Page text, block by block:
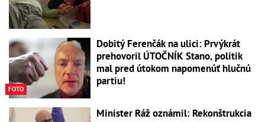
FOTO
Dobitý Ferenčák na ulici: Prvýkrát
prehovoril ÚTOČNÍK Stano, politik
mal pred útokom napomenúť hlučnú
partiu!
Minister Ráž oznámil: Rekonštrukcia